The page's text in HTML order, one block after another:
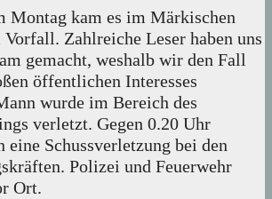
Montag kam es im Märkischen
Zahlreiche Leser haben uns
gemacht, weshalb wir den Fall
öffentlichen Interesses
wurde im Bereich des
verletzt. Gegen 0.20 Uhr
eine Schussverletzung bei den
Polizei und Feuerwehr
Ort.